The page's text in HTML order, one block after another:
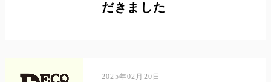
だきました
2025年02月20日